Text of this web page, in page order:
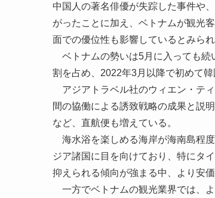
中国人の著名俳優が失踪した事件や
がったことに加え、ベトナムが観光
面での優位性も影響しているとみられ
ベトナムの勢いは5月に入っても続
割を占め、2022年3月以降で初めて韓
アジアトラベル社のウィエン・テ
間の協働による誘致戦略の成果と説
など、直航便も増えている。
海水浴を楽しめる海岸が海南島程
ジア諸国に目を向けており、特にタ
抑えられる傾向が強まる中、より安
一方でベトナムの観光業界では、